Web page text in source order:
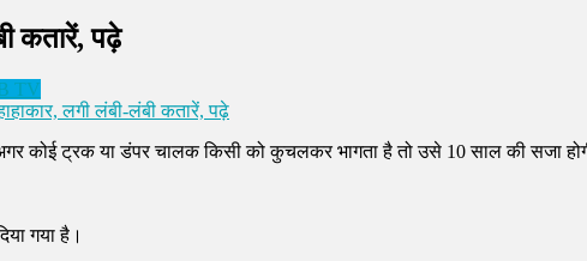
कतारें, पढ़े
TV
लगी लंबी-लंबी कतारें, पढ़े
अगर कोई ट्रक या डंपर चालक किसी को कुचलकर भागता है तो उसे 10 साल की
गया है।